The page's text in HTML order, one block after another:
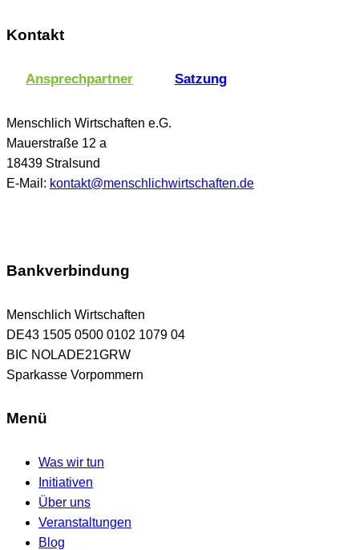
Kontakt
Ansprechpartner Satzung
Menschlich Wirtschaften e.G.
Mauerstraße 12 a
18439 Stralsund
E-Mail: kontakt@menschlichwirtschaften.de
Bankverbindung
Menschlich Wirtschaften
DE43 1505 0500 0102 1079 04
BIC NOLADE21GRW
Sparkasse Vorpommern
Menü
Was wir tun
Initiativen
Über uns
Veranstaltungen
Blog